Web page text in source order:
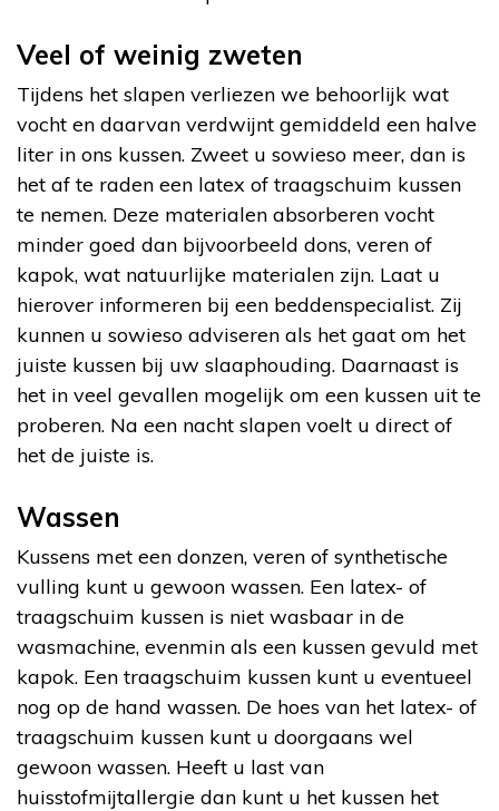
Veel of weinig zweten
Tijdens het slapen verliezen we behoorlijk wat
vocht en daarvan verdwijnt gemiddeld een halve
liter in ons kussen. Zweet u sowieso meer, dan is
het af te raden een latex of traagschuim kussen
te nemen. Deze materialen absorberen vocht
minder goed dan bijvoorbeeld dons, veren of
kapok, wat natuurlijke materialen zijn. Laat u
hierover informeren bij een beddenspecialist. Zij
kunnen u sowieso adviseren als het gaat om het
juiste kussen bij uw slaaphouding. Daarnaast is
het in veel gevallen mogelijk om een kussen uit te
proberen. Na een nacht slapen voelt u direct of
het de juiste is.
Wassen
Kussens met een donzen, veren of synthetische
vulling kunt u gewoon wassen. Een latex- of
traagschuim kussen is niet wasbaar in de
wasmachine, evenmin als een kussen gevuld met
kapok. Een traagschuim kussen kunt u eventueel
nog op de hand wassen. De hoes van het latex- of
traagschuim kussen kunt u doorgaans wel
gewoon wassen. Heeft u last van
huisstofmijtallergie dan kunt u het kussen het